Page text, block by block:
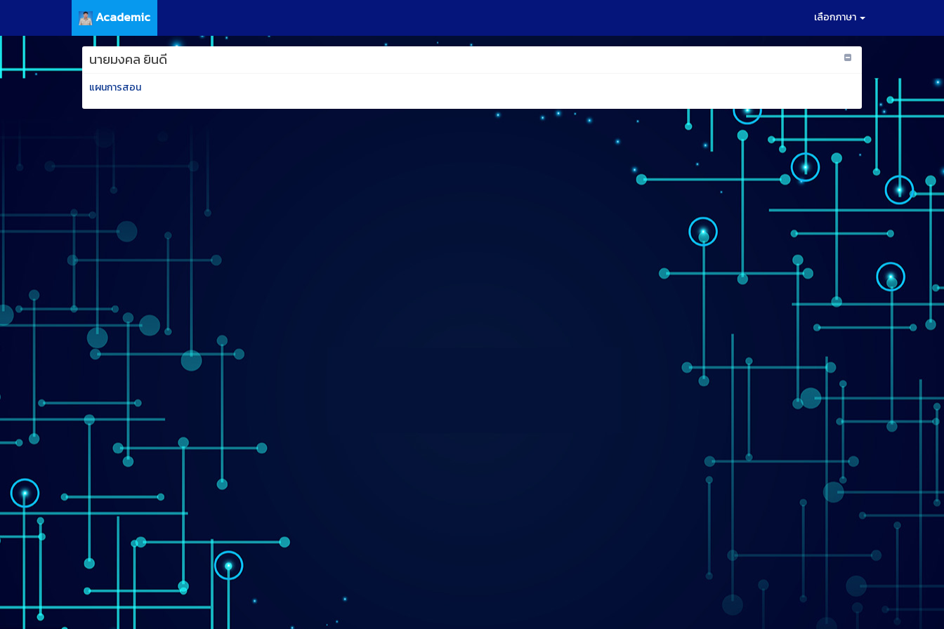
Academic เลือกภาษา
นายมงคล ยินดี
แผนการสอน